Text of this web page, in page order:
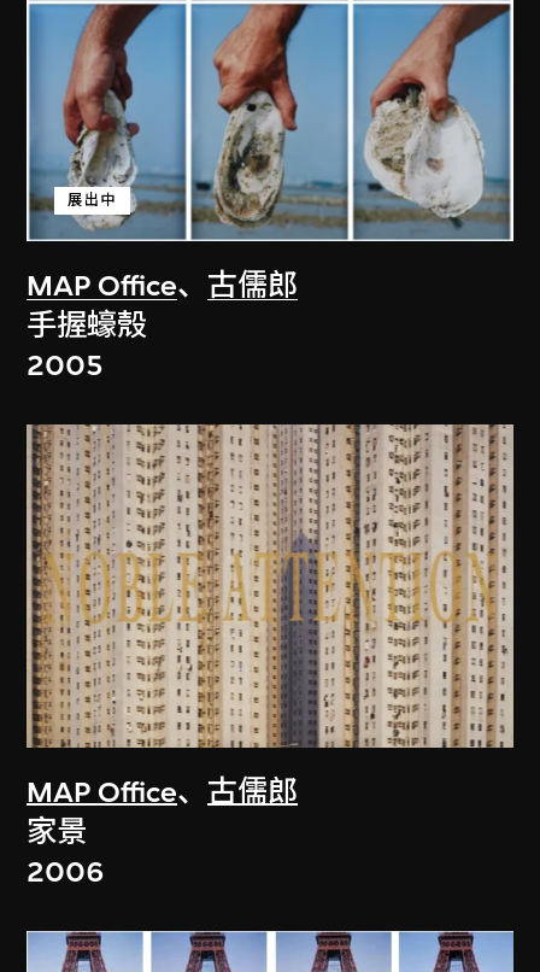
MAP Office、 古儒郎
展出中
手握蠔殼
2005
MAP Office、 古儒郎
家景
2006